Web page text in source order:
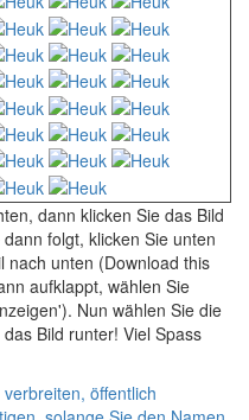
dann klicken Sie das Bild
folgt, klicken Sie unten
nach unten (Download this
aufklappt, wählen Sie
Nun wählen Sie die
Bild runter! Viel Spass
öffentlich